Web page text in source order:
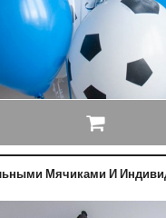
Мячиками И